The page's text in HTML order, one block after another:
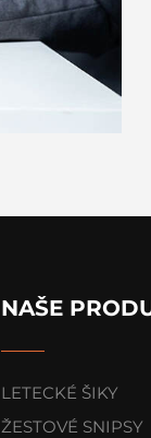
NAŠE
LETECKÉ ŠIKY
ŽESTOVÉ SNIPSY